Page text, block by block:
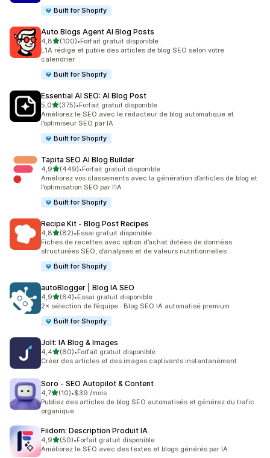
Built for Shopify
Auto Blogs Agent AI Blog Posts
4,8étoile(s) sur 5
(100)
100 avis au total
•Forfait gratuit disponible
L’IA rédige et publie des articles de blog SEO selon votre
calendrier.
Built for Shopify
Essential AI SEO: AI Blog Post
5,0étoile(s) sur 5
(375)
375 avis au total
•Forfait gratuit disponible
Améliorez le SEO avec le rédacteur de blog automatique et
l’optimiseur SEO par IA
Built for Shopify
Tapita SEO AI Blog Builder
4,9étoile(s) sur 5
(449)
449 avis au total
•Forfait gratuit disponible
Améliorez vos classements avec la génération d’articles de blog et
l’optimisation SEO par l’IA
Built for Shopify
Recipe Kit ‑ Blog Post Recipes
4,8étoile(s) sur 5
(82)
82 avis au total
•Essai gratuit disponible
Fiches de recettes avec option d’achat dotées de données
structurées SEO, d’analyses et de valeurs nutritionnelles
Built for Shopify
autoBlogger | Blog IA SEO
4,9étoile(s) sur 5
(64)
64 avis au total
•Essai gratuit disponible
2× sélection de l’équipe · Blog SEO IA automatisé premium
Built for Shopify
Jolt: IA Blog & Images
4,4étoile(s) sur 5
(60)
60 avis au total
•Forfait gratuit disponible
Créer des articles et des images captivants instantanément
Soro ‑ SEO Autopilot & Content
4,7étoile(s) sur 5
(10)
10 avis au total
•$39 /mois
Publiez des articles de blog SEO automatisés et générez du trafic
organique
Fiidom: Description Produit IA
4,9étoile(s) sur 5
(50)
50 avis au total
•Forfait gratuit disponible
Améliorez le SEO avec des textes et blogs générés par IA